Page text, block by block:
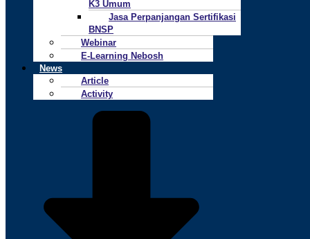
K3 Umum
Jasa Perpanjangan Sertifikasi
BNSP
Webinar
E-Learning Nebosh
News
Article
Activity